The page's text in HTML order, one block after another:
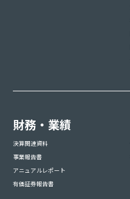
財務・業績
決算関連資料
事業報告書
アニュアルレポート
有価証券報告書